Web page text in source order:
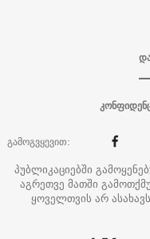
გამოგვყევით:
პუბლიკაციებში
აგრეთვე მათში
ყოველთვის არ